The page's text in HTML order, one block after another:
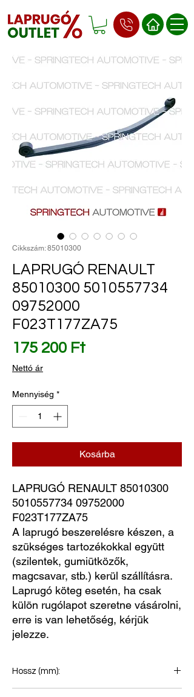
Cikkszám: 85010300
LAPRUGÓ RENAULT
85010300 5010557734
09752000
F023T177ZA75
175 200 FtÁr
Nettó ár
Mennyiség *
Kosárba
LAPRUGÓ RENAULT 85010300
5010557734 09752000
F023T177ZA75
A laprugó beszerelésre készen, a
szükséges tartozékokkal együtt
(szilentek, gumiütközők,
magcsavar, stb.) kerül szállításra.
Laprugó köteg esetén, ha csak
külön rugólapot szeretne vásárolni,
erre is van lehetőség, kérjük
jelezze.
Hossz (mm):